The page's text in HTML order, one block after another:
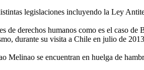
legislaciones incluyendo la Ley
derechos humanos como es el caso
durante su visita a Chile en julio de
se encuentran en huelga de